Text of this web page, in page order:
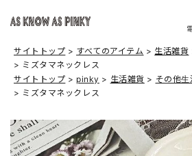
サイトトップ すべてのアイテム 生活雑貨
ミズタマネックレス
サイトトップ
pinky 生活雑貨
その他
ミズタマネックレス